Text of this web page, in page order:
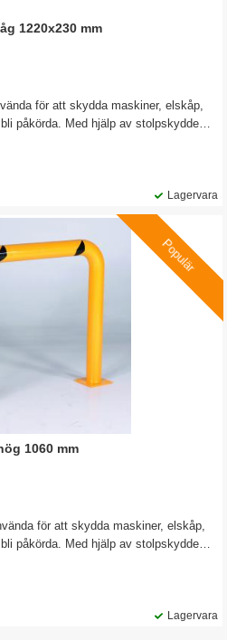
1220x230 mm
för att skydda maskiner, elskåp,
påkörda. Med hjälp av stolpskyddet
Lagervara
Populär
1060 mm
för att skydda maskiner, elskåp,
påkörda. Med hjälp av stolpskyddet
Lagervara